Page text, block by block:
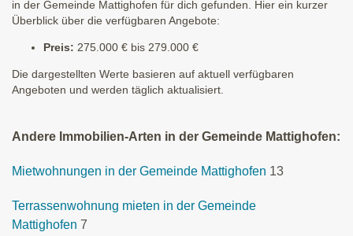
in der Gemeinde Mattighofen für dich gefunden. Hier ein kurzer
Überblick über die verfügbaren Angebote:
Preis: 275.000 € bis 279.000 €
Die dargestellten Werte basieren auf aktuell verfügbaren
Angeboten und werden täglich aktualisiert.
Andere Immobilien-Arten in der Gemeinde Mattighofen:
Mietwohnungen in der Gemeinde Mattighofen 13
Terrassenwohnung mieten in der Gemeinde
Mattighofen 7